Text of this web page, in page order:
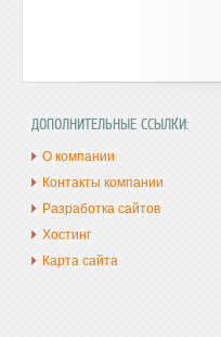
ДОПОЛНИТЕЛЬНЫЕ ССЫЛКИ:
О компании
Контакты компании
Разработка сайтов
Хостинг
Карта сайта